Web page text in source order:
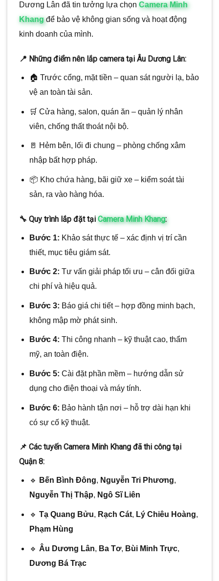
Dương Lân đã tin tưởng lựa chọn Camera Minh
Khangđể bảo vệ không gian sống và hoạt động
kinh doanh của mình.
📍 Những điểm nên lắp camera tại Âu Dương Lân:
🏠 Trước cổng, mặt tiền – quan sát người lạ, bảo
vệ an toàn tài sản.
🛒 Cửa hàng, salon, quán ăn – quản lý nhân
viên, chống thất thoát nội bộ.
🚪 Hẻm bên, lối đi chung – phòng chống xâm
nhập bất hợp pháp.
📦 Kho chứa hàng, bãi giữ xe – kiểm soát tài
sản, ra vào hàng hóa.
🔧 Quy trình lắp đặt tại Camera Minh Khang:
Bước 1: Khảo sát thực tế – xác định vị trí cần
thiết, mục tiêu giám sát.
Bước 2: Tư vấn giải pháp tối ưu – cân đối giữa
chi phí và hiệu quả.
Bước 3: Báo giá chi tiết – hợp đồng minh bạch,
không mập mờ phát sinh.
Bước 4: Thi công nhanh – kỹ thuật cao, thẩm
mỹ, an toàn điện.
Bước 5: Cài đặt phần mềm – hướng dẫn sử
dụng cho điện thoại và máy tính.
Bước 6: Bảo hành tận nơi – hỗ trợ dài hạn khi
có sự cố kỹ thuật.
📌 Các tuyến Camera Minh Khang đã thi công tại
Quận 8:
🔹 Bến Bình Đông, Nguyễn Tri Phương,
Nguyễn Thị Thập, Ngô Sĩ Liên
🔹 Tạ Quang Bửu, Rạch Cát, Lý Chiêu Hoàng,
Phạm Hùng
🔹 Âu Dương Lân, Ba Tơ, Bùi Minh Trực,
Dương Bá Trạc